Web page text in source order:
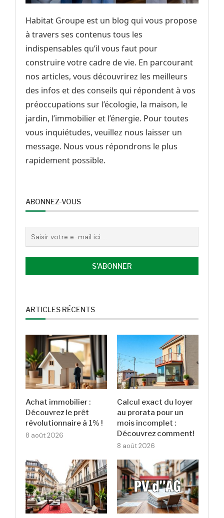
Habitat Groupe est un blog qui vous propose
à travers ses contenus tous les
indispensables qu’il vous faut pour
construire votre cadre de vie. En parcourant
nos articles, vous découvrirez les meilleurs
des infos et des conseils qui répondent à vos
préoccupations sur l’écologie, la maison, le
jardin, l’immobilier et l’énergie. Pour toutes
vous inquiétudes, veuillez nous laisser un
message. Nous vous répondrons le plus
rapidement possible.
ABONNEZ-VOUS
ARTICLES RÉCENTS
Achat immobilier :
Découvrez le prêt
révolutionnaire à 1% !
8 août 2026
Calcul exact du loyer
au prorata pour un
mois incomplet :
Découvrez comment!
8 août 2026